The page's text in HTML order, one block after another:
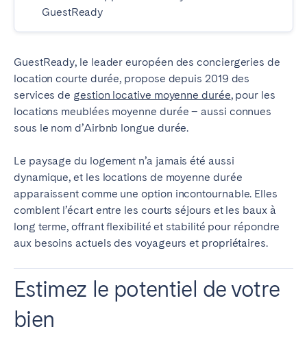
GuestReady
GuestReady, le leader européen des conciergeries de
location courte durée, propose depuis 2019 des
services de gestion locative moyenne durée, pour les
locations meublées moyenne durée – aussi connues
sous le nom d’Airbnb longue durée.
Le paysage du logement n’a jamais été aussi
dynamique, et les locations de moyenne durée
apparaissent comme une option incontournable. Elles
comblent l’écart entre les courts séjours et les baux à
long terme, offrant flexibilité et stabilité pour répondre
aux besoins actuels des voyageurs et propriétaires.
Estimez le potentiel de votre
bien
Córdoba
Huelva
Málaga
CANARY ISLANDS
El Hierro
Fuerteventura
Gran Canaria
La Gomera
Tenerife
Basel
Bern
Geneva
Lucerne
Zug
Zürich